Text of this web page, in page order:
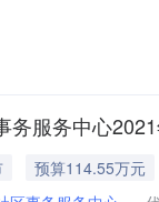
文件获取时间：
服务中心
预算114.55万元